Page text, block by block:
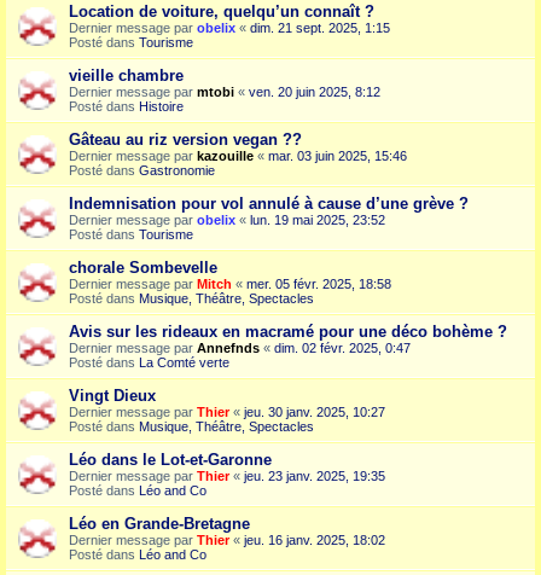
Location de voiture, quelqu’un connaît ?
Dernier message par obelix « dim. 21 sept. 2025, 1:15
Posté dans Tourisme
vieille chambre
Dernier message par mtobi « ven. 20 juin 2025, 8:12
Posté dans Histoire
Gâteau au riz version vegan ??
Dernier message par kazouille « mar. 03 juin 2025, 15:46
Posté dans Gastronomie
Indemnisation pour vol annulé à cause d’une grève ?
Dernier message par obelix « lun. 19 mai 2025, 23:52
Posté dans Tourisme
chorale Sombevelle
Dernier message par Mitch « mer. 05 févr. 2025, 18:58
Posté dans Musique, Théâtre, Spectacles
Avis sur les rideaux en macramé pour une déco bohème ?
Dernier message par Annefnds « dim. 02 févr. 2025, 0:47
Posté dans La Comté verte
Vingt Dieux
Dernier message par Thier« jeu. 30 janv. 2025, 10:27
Posté dans Musique, Théâtre, Spectacles
Léo dans le Lot-et-Garonne
Dernier message par Thier« jeu. 23 janv. 2025, 19:35
Posté dans Léo and Co
Léo en Grande-Bretagne
Dernier message par Thier« jeu. 16 janv. 2025, 18:02
Posté dans Léo and Co